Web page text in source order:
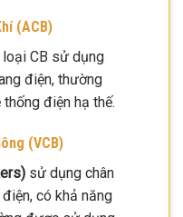
(ACB)
loại CB sử dụng
điện, thường
điện hạ thế.
(VCB)
sử dụng chân
có khả năng